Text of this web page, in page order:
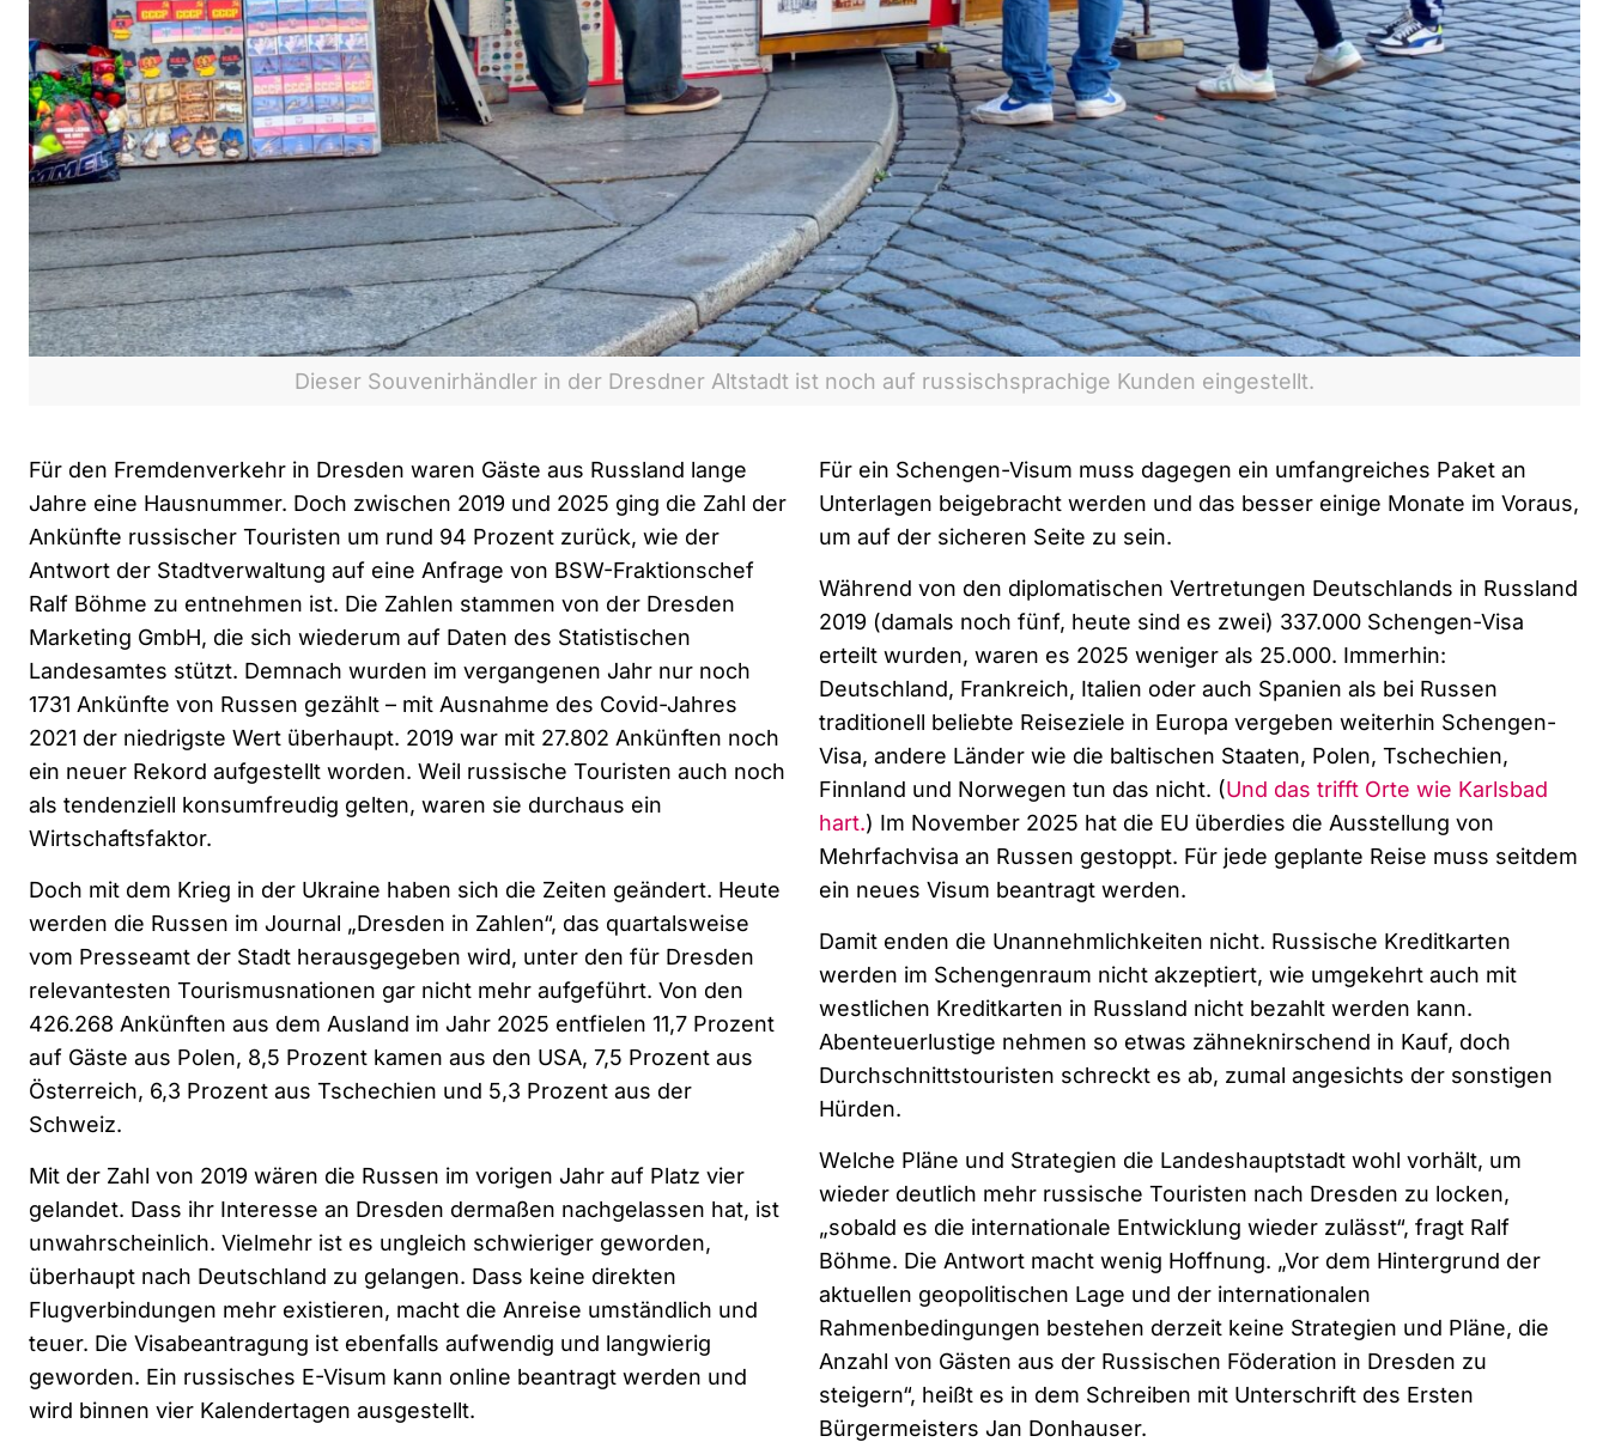
Dieser Souvenirhändler in der Dresdner Altstadt ist noch auf russischsprachige Kunden eingestellt.
Für den Fremdenverkehr in Dresden waren Gäste aus Russland lange
Jahre eine Hausnummer. Doch zwischen 2019 und 2025 ging die Zahl der
Ankünfte russischer Touristen um rund 94 Prozent zurück, wie der
Antwort der Stadtverwaltung auf eine Anfrage von BSW-Fraktionschef
Ralf Böhme zu entnehmen ist. Die Zahlen stammen von der Dresden
Marketing GmbH, die sich wiederum auf Daten des Statistischen
Landesamtes stützt. Demnach wurden im vergangenen Jahr nur noch
1731 Ankünfte von Russen gezählt – mit Ausnahme des Covid-Jahres
2021 der niedrigste Wert überhaupt. 2019 war mit 27.802 Ankünften noch
ein neuer Rekord aufgestellt worden. Weil russische Touristen auch noch
als tendenziell konsumfreudig gelten, waren sie durchaus ein
Wirtschaftsfaktor.
Doch mit dem Krieg in der Ukraine haben sich die Zeiten geändert. Heute
werden die Russen im Journal „Dresden in Zahlen“, das quartalsweise
vom Presseamt der Stadt herausgegeben wird, unter den für Dresden
relevantesten Tourismusnationen gar nicht mehr aufgeführt. Von den
426.268 Ankünften aus dem Ausland im Jahr 2025 entfielen 11,7 Prozent
auf Gäste aus Polen, 8,5 Prozent kamen aus den USA, 7,5 Prozent aus
Österreich, 6,3 Prozent aus Tschechien und 5,3 Prozent aus der
Schweiz.
Mit der Zahl von 2019 wären die Russen im vorigen Jahr auf Platz vier
gelandet. Dass ihr Interesse an Dresden dermaßen nachgelassen hat, ist
unwahrscheinlich. Vielmehr ist es ungleich schwieriger geworden,
überhaupt nach Deutschland zu gelangen. Dass keine direkten
Flugverbindungen mehr existieren, macht die Anreise umständlich und
teuer. Die Visabeantragung ist ebenfalls aufwendig und langwierig
geworden. Ein russisches E-Visum kann online beantragt werden und
wird binnen vier Kalendertagen ausgestellt.
Für ein Schengen-Visum muss dagegen ein umfangreiches Paket an
Unterlagen beigebracht werden und das besser einige Monate im Voraus,
um auf der sicheren Seite zu sein.
Während von den diplomatischen Vertretungen Deutschlands in Russland
2019 (damals noch fünf, heute sind es zwei) 337.000 Schengen-Visa
erteilt wurden, waren es 2025 weniger als 25.000. Immerhin:
Deutschland, Frankreich, Italien oder auch Spanien als bei Russen
traditionell beliebte Reiseziele in Europa vergeben weiterhin Schengen-
Visa, andere Länder wie die baltischen Staaten, Polen, Tschechien,
Finnland und Norwegen tun das nicht. (Und das trifft Orte wie Karlsbad
hart.) Im November 2025 hat die EU überdies die Ausstellung von
Mehrfachvisa an Russen gestoppt. Für jede geplante Reise muss seitdem
ein neues Visum beantragt werden.
Damit enden die Unannehmlichkeiten nicht. Russische Kreditkarten
werden im Schengenraum nicht akzeptiert, wie umgekehrt auch mit
westlichen Kreditkarten in Russland nicht bezahlt werden kann.
Abenteuerlustige nehmen so etwas zähneknirschend in Kauf, doch
Durchschnittstouristen schreckt es ab, zumal angesichts der sonstigen
Hürden.
Welche Pläne und Strategien die Landeshauptstadt wohl vorhält, um
wieder deutlich mehr russische Touristen nach Dresden zu locken,
„sobald es die internationale Entwicklung wieder zulässt“, fragt Ralf
Böhme. Die Antwort macht wenig Hoffnung. „Vor dem Hintergrund der
aktuellen geopolitischen Lage und der internationalen
Rahmenbedingungen bestehen derzeit keine Strategien und Pläne, die
Anzahl von Gästen aus der Russischen Föderation in Dresden zu
steigern“, heißt es in dem Schreiben mit Unterschrift des Ersten
Bürgermeisters Jan Donhauser.